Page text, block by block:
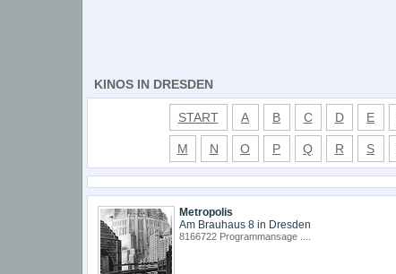
KINOS IN DRESDEN
START A B C D E
M N O P Q R S
Metropolis
Am Brauhaus 8 in Dresden
8166722 Programmansage ....